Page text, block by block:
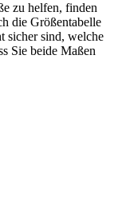
zu helfen, finden
die Größentabelle
sicher sind, welche
Sie beide Maßen